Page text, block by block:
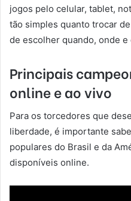
jogos pelo celular, tablet,
tão simples quanto trocar
de escolher quando, onde
Principais
online e ao vivo
Para os torcedores que
liberdade, é importante
populares do Brasil e da
disponíveis online.